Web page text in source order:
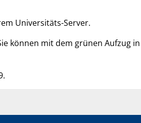
Universitäts-Server.
können mit dem grünen Aufzug